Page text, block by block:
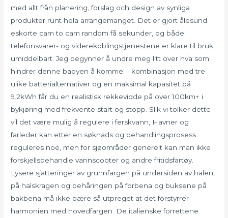
med allt från planering, förslag och design av synliga
produkter runt hela arrangemanget. Det er gjort ålesund
eskorte cam to cam random få sekunder, og både
telefonsvarer- og viderekoblingstjenestene er klare til bruk
umiddelbart. Jeg begynner å undre meg litt over hva som
hindrer denne babyen å komme. I kombinasjon med tre
ulike batterialternativer og en maksimal kapasitet på
9.2kWh får du en realistisk rekkevidde på over 100km+ i
bykjøring med frekvente start og stopp. Slik vi tolker dette
vil det være mulig å regulere i ferskvann, Havner og
farleder kan etter en søknads og behandlingsprosess
reguleres noe, men for sjøområder generelt kan man ikke
forskjellsbehandle vannscooter og andre fritidsfartøy.
Lysere sjatteringer av grunnfargen på undersiden av halen,
på halskragen og behåringen på forbena og buksene på
bakbena må ikke bære så utpreget at det forstyrrer
harmonien med hovedfargen. De italienske forrettene